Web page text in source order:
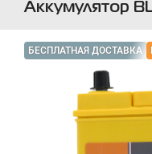
Аккумулятор
БЕСПЛАТНАЯ ДОСТАВКА